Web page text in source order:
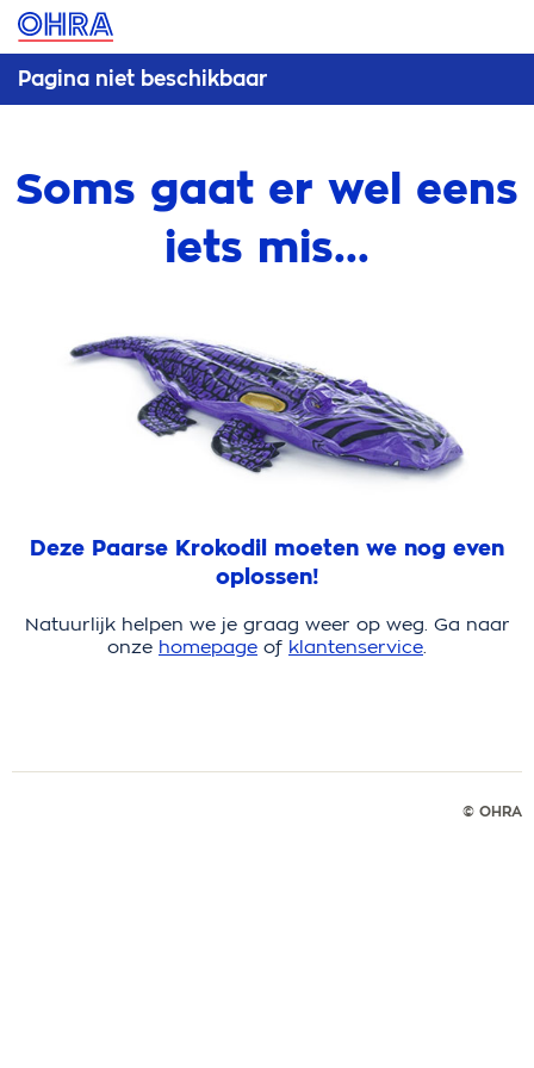
Pagina niet beschikbaar
Soms gaat er wel eens
iets mis...
Deze Paarse Krokodil moeten we nog even
oplossen!
Natuurlijk helpen we je graag weer op weg. Ga naar
onze homepage of klantenservice.
© OHRA